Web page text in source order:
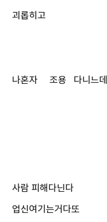
괴롭히고
나혼자 조용 다니느데
사람 피해다닌다
업신여기는거다또